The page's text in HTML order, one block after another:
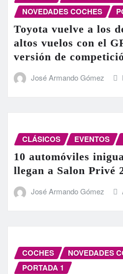
NOVEDADES COCHES
Toyota vuelve a los
altos vuelos con el
versión de
José Armando Gómez
CLÁSICOS EVENTOS
10 automóviles
llegan a Salon Privé
José Armando Gómez
COCHES
NOVEDADES
PORTADA 1